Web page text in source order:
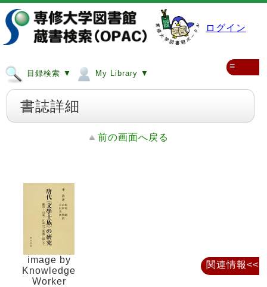
ログイン
目録検索 ▼ My Library ▼
≡
書誌詳細
前の画面へ戻る
image by
Knowledge
Worker
関連情報<<